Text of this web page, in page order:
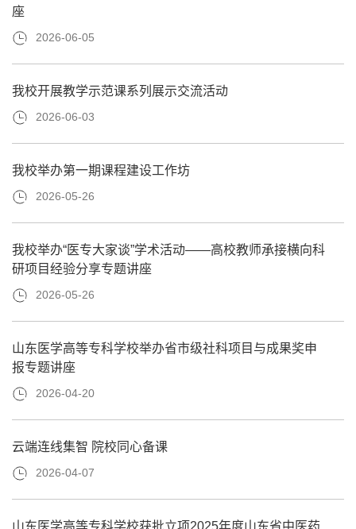
座
2026-06-05
我校开展教学示范课系列展示交流活动
2026-06-03
我校举办第一期课程建设工作坊
2026-05-26
我校举办“医专大家谈”学术活动——高校教师承接横向科
研项目经验分享专题讲座
2026-05-26
山东医学高等专科学校举办省市级社科项目与成果奖申
报专题讲座
2026-04-20
云端连线集智 院校同心备课
2026-04-07
山东医学高等专科学校获批立项2025年度山东省中医药